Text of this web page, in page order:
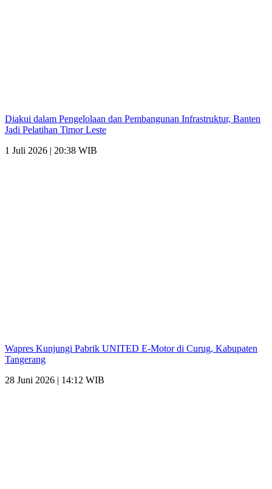
Diakui dalam Pengelolaan dan Pembangunan Infrastruktur, Banten
Jadi Pelatihan Timor Leste
1 Juli 2026 | 20:38 WIB
Wapres Kunjungi Pabrik UNITED E-Motor di Curug, Kabupaten
Tangerang
28 Juni 2026 | 14:12 WIB